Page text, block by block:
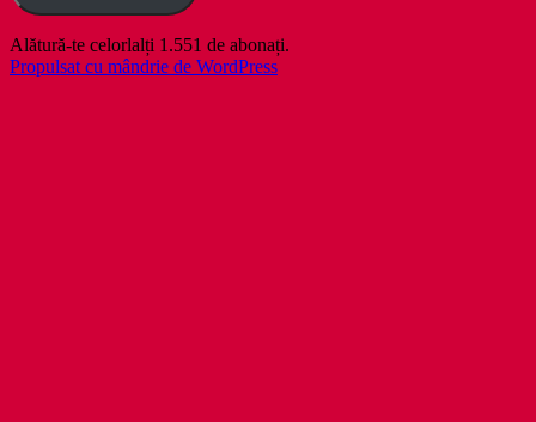
Alătură-te celorlalți 1.551 de abonați.
Propulsat cu mândrie de WordPress